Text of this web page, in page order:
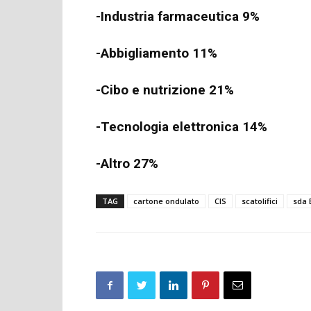
-Industria farmaceutica 9%
-Abbigliamento 11%
-Cibo e nutrizione 21%
-Tecnologia elettronica 14%
-Altro 27%
TAG cartone ondulato CIS scatolifici sda